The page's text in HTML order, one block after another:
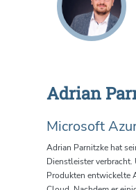
Adrian
Microsoft
Adrian Parnitzke hat
Dienstleister
Produkten entwickelte